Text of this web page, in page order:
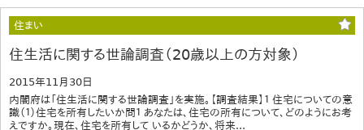
住まい
住生活に関する世論調査（20歳以上の方対象）
2015年11月30日
内閣府は「住生活に関する世論調査」を実施。【調査結果】１ 住宅についての意
識（１）住宅を所有したいか問１ あなたは、住宅の所有について、どのようにお考
えですか。現在、住宅を所有して いるかどうか、将来...